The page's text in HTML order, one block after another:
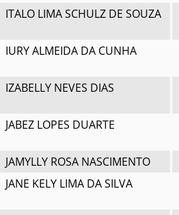
ITALO LIMA SCHULZ DE SOUZA
IURY ALMEIDA DA CUNHA
IZABELLY NEVES DIAS
JABEZ LOPES DUARTE
JAMYLLY ROSA NASCIMENTO
JANE KELY LIMA DA SILVA